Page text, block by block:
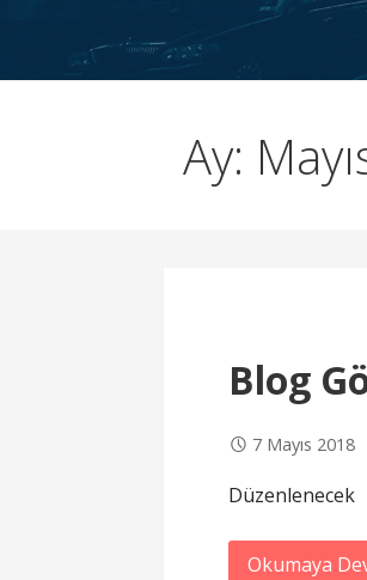
Ay:
Blog
7 Mayıs 2018
Düzenlenecek
Okumaya